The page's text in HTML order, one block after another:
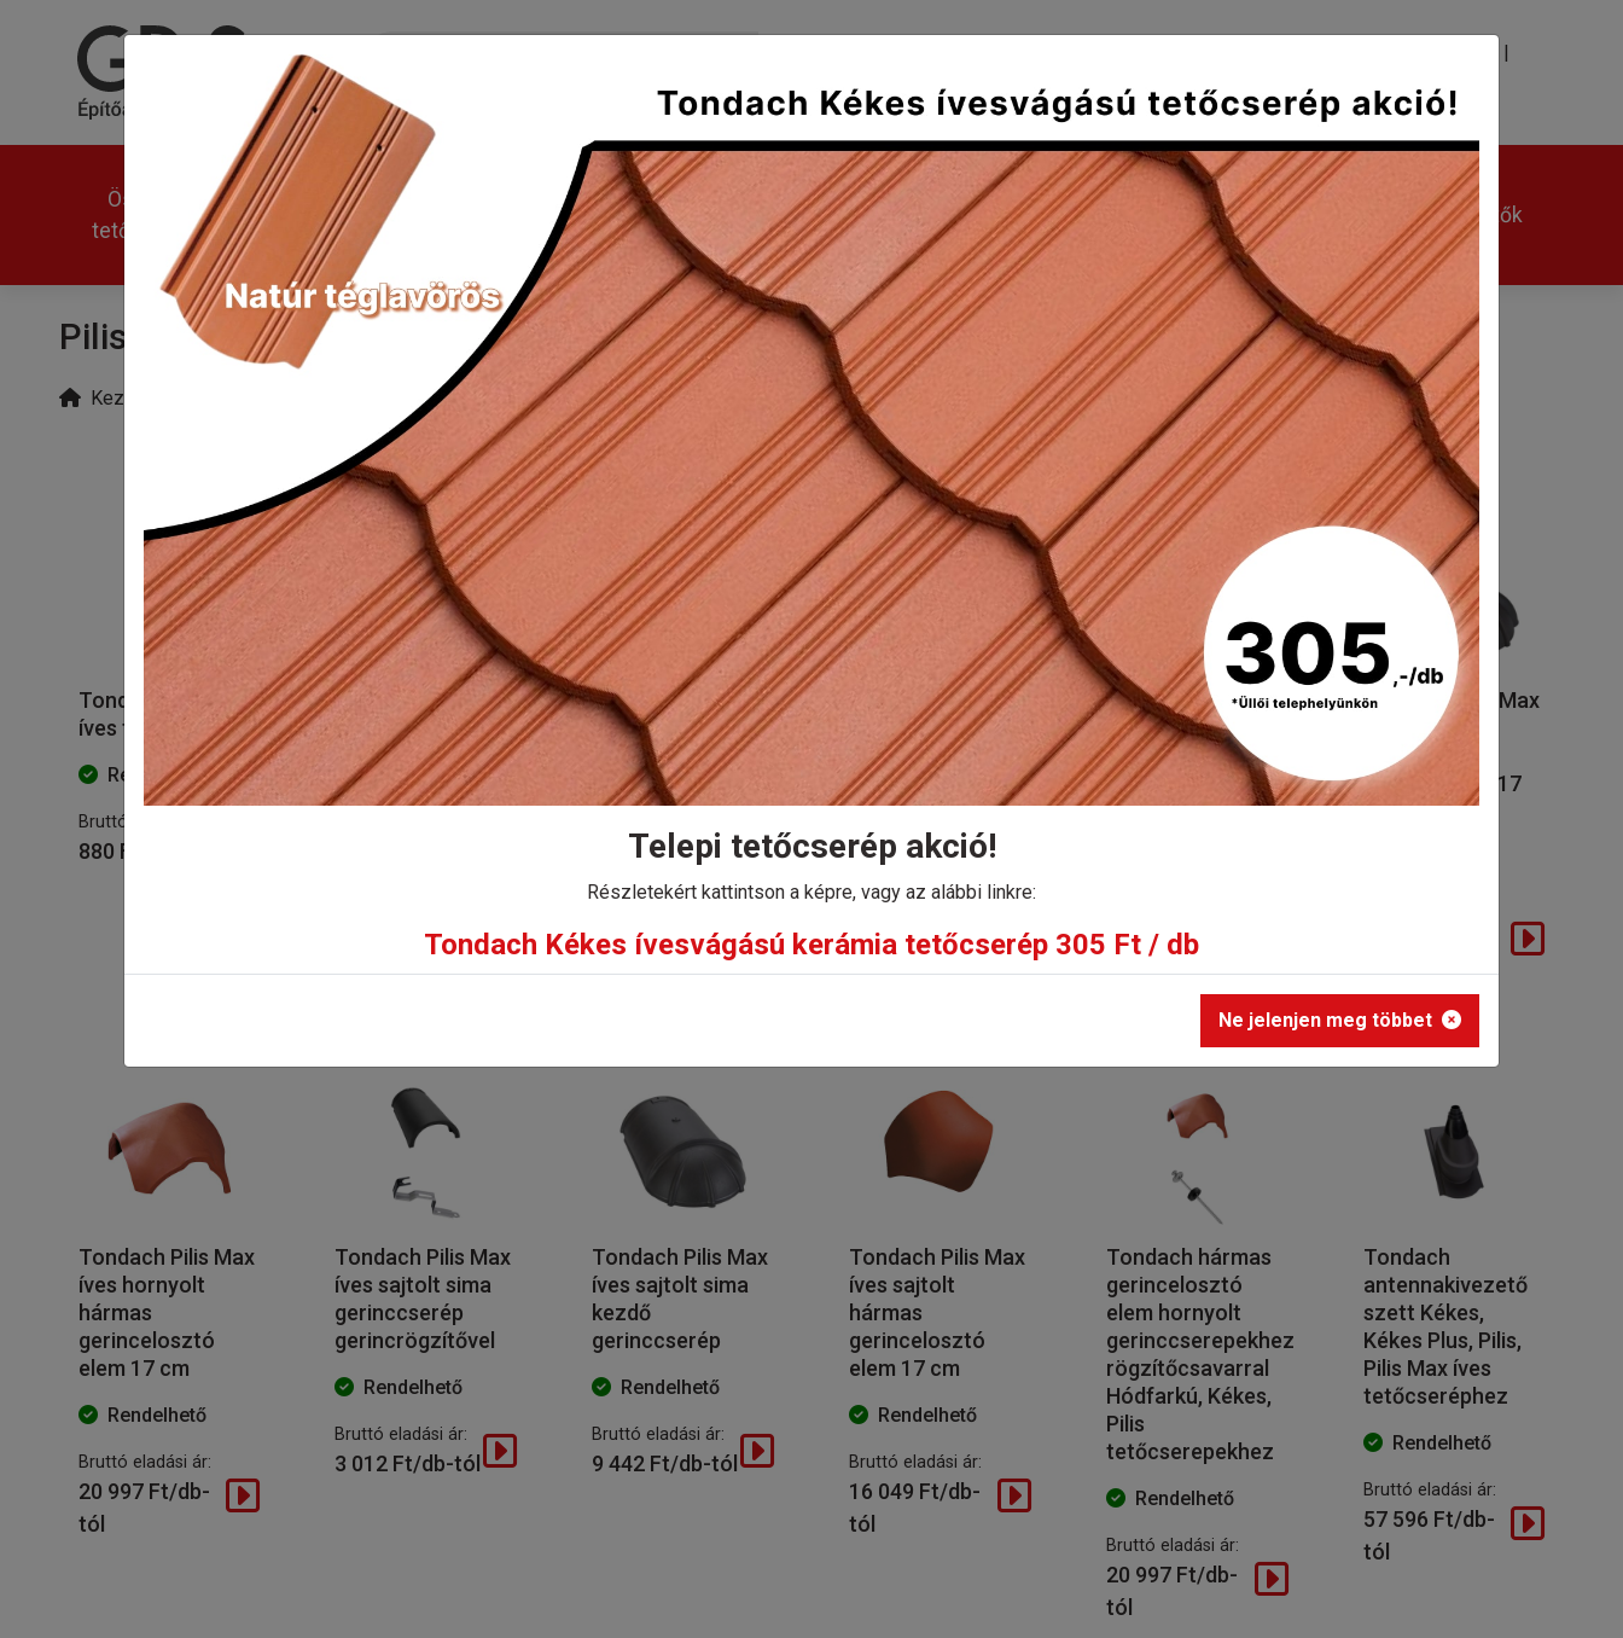
Összes
tetőcserép
Univerzális Klasszikus
Mediterran
Plus
Tradícionális Kerámia kiegészítők Egyéb kiegészítők
Pilis Max ívesvágású kiegészítők
Kezdőlap Pilis Max ívesvágású kiegészítők
Tondach Pilis Max
íves félcserép
Rendelhető
Bruttó eladási ár:
880 Ft/db-tól
Tondach Pilis Max
íves
szellőzőcserép
Rendelhető
Tondach Pilis Max
íves szegőcserép
Rendelhető
Bruttó eladási ár:
4 183 Ft/db-tól
Tondach Pilis Max
íves szegőcserép
jobb
Rendelhető
Bruttó eladási ár:
4 183 Ft/db-tól
Tondach Pilis Max
íves hornyolt
gerinccserép
gerincrögzítővel
Tondach Pilis Max
íves hornyolt
kezdő
gerinccserép 17
cm
tól
Tondach Pilis Max
íves hornyolt
hármas
gerincelosztó
elem 17 cm
Rendelhető
Bruttó eladási ár:
20 997 Ft/db-
tól
Tondach Pilis Max
íves sajtolt sima
gerinccserép
gerincrögzítővel
Rendelhető
Bruttó eladási ár:
3 012 Ft/db-tól
Tondach Pilis Max
íves sajtolt sima
kezdő
gerinccserép
Rendelhető
Bruttó eladási ár:
9 442 Ft/db-tól
Tondach Pilis Max
íves sajtolt
hármas
gerincelosztó
elem 17 cm
Rendelhető
Bruttó eladási ár:
16 049 Ft/db-
tól
Tondach hármas
gerincelosztó
elem hornyolt
gerinccserepekhez
rögzítőcsavarral
Hódfarkú, Kékes,
Pilis
tetőcserepekhez
Rendelhető
Bruttó eladási ár:
20 997 Ft/db-
tól
Tondach
antennakivezető
szett Kékes,
Kékes Plus, Pilis,
Pilis Max íves
tetőcseréphez
Rendelhető
Bruttó eladási ár:
57 596 Ft/db-
tól
Telepi tetőcserép akció!
Részletekért kattintson a képre, vagy az alábbi linkre:
Tondach Kékes ívesvágású kerámia tetőcserép 305 Ft / db
Ne jelenjen meg többet